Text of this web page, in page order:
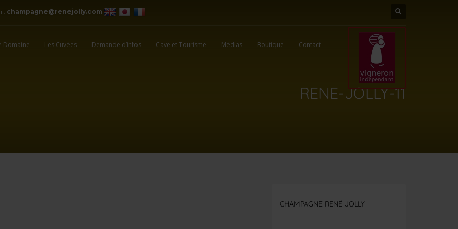
champagne@renejolly.com
Domaine Les Cuvées Demande d’infos Cave et Tourisme Médias Boutique Contact
RENE-JOLLY-11
CHAMPAGNE RENÉ JOLLY